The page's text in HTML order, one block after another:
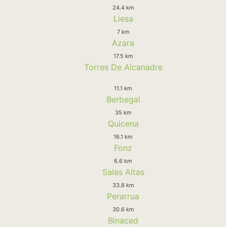
24.4 km
Liesa
7 km
Azara
17.5 km
Torres De Alcanadre
11.1 km
Berbegal
35 km
Quicena
16.1 km
Fonz
6.6 km
Salas Altas
33.8 km
Perarrua
30.6 km
Binaced